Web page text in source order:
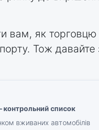
як торговцю
Тож
контрольний список
вживаних автомобілів